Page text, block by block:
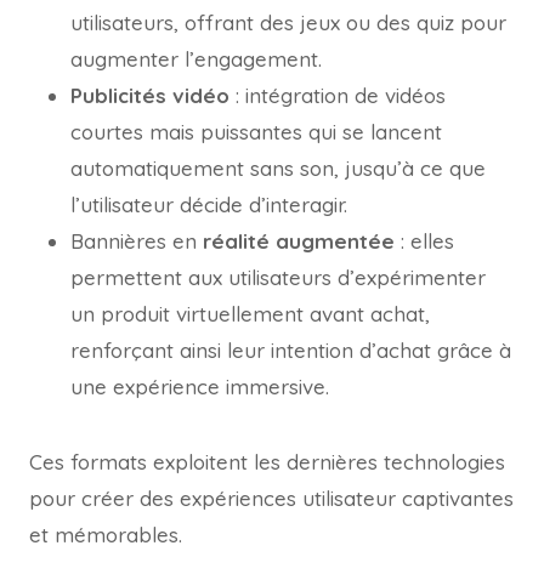
utilisateurs, offrant des jeux ou des quiz pour
augmenter l’engagement.
Publicités vidéo : intégration de vidéos
courtes mais puissantes qui se lancent
automatiquement sans son, jusqu’à ce que
l’utilisateur décide d’interagir.
Bannières en réalité augmentée : elles
permettent aux utilisateurs d’expérimenter
un produit virtuellement avant achat,
renforçant ainsi leur intention d’achat grâce à
une expérience immersive.
Ces formats exploitent les dernières technologies
pour créer des expériences utilisateur captivantes
et mémorables.